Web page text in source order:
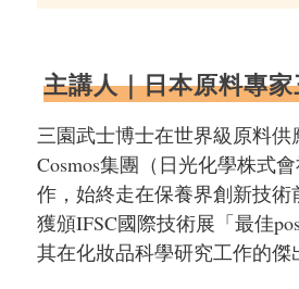
主講人｜日本原料專
三園武士博士在世界級原料供
Cosmos集團（日光化學株式
作，始終走在保養界創新技術
獲頒IFSC國際技術展「最佳
其在化妝品科學研究工作的傑